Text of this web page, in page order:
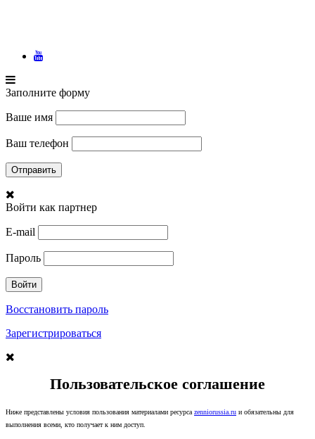
Заполните форму
Ваше имя
Ваш телефон
Войти как партнер
E-mail
Пароль
Восстановить пароль
Зарегистрироваться
Пользовательское соглашение
Ниже представлены условия пользования материалами ресурса zenniorussia.ru и обязательны для
выполнения всеми, кто получает к ним доступ.